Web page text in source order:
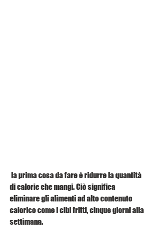
di calorie che mangi. Ciò significa
eliminare gli alimenti ad alto contenuto
calorico come i cibi fritti, cinque giorni alla
settimana.